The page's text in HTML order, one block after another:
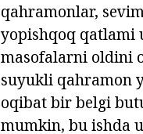
qahramonlar,
yopishqoq qatlami
masofalarni oldini
suyukli qahramon
oqibat bir belgi
mumkin, bu ishda